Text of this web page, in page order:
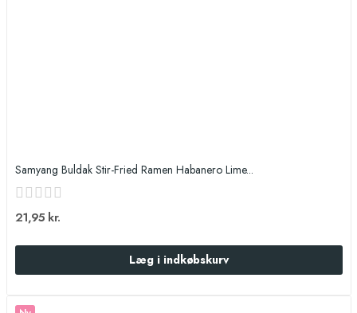
Samyang Buldak Stir-Fried Ramen Habanero Lime...
21,95 kr.
Læg i indkøbskurv